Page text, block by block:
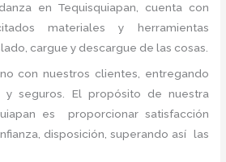
en Tequisquiapan, cuenta con
materiales y herramientas
cargue y descargue de las cosas.
con nuestros clientes, entregando
y seguros. El propósito de nuestra
es proporcionar satisfacción
disposición, superando así las